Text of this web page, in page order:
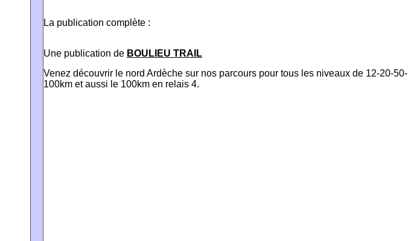
La publication complète :
Une publication de BOULIEU TRAIL
Venez découvrir le nord Ardèche sur nos parcours pour tous les niveaux de 12-20-50-
100km et aussi le 100km en relais 4.